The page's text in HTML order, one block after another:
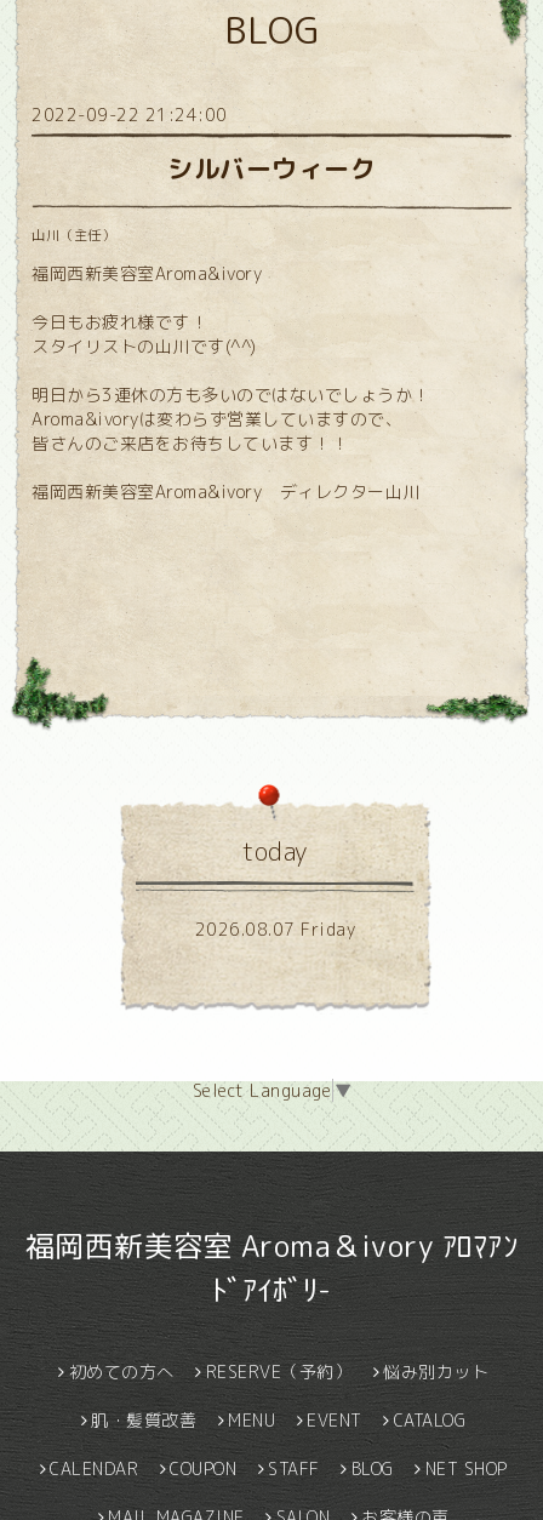
BLOG
2022-09-22 21:24:00
シルバーウィーク
山川（主任）
福岡西新美容室Aroma&ivory
今日もお疲れ様です！
スタイリストの山川です(^^)
明日から3連休の方も多いのではないでしょうか！
Aroma&ivoryは変わらず営業していますので、
皆さんのご来店をお待ちしています！！
福岡西新美容室Aroma&ivory ディレクター山川
today
2026.08.07 Friday
Select Language ▼
福岡西新美容室 Aroma＆ivory ｱﾛﾏｱﾝ
ﾄﾞｱｲﾎﾞﾘ-
初めての方へ RESERVE（予約） 悩み別カット
肌・髪質改善 MENU EVENT CATALOG
CALENDAR COUPON STAFF BLOG NET SHOP